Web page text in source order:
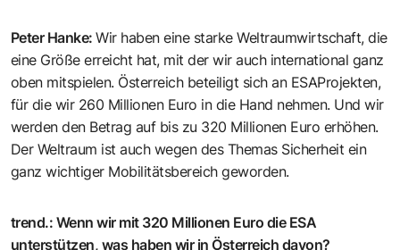
Peter Hanke:Wir haben eine starke Weltraumwirtschaft, die
eine Größe erreicht hat, mit der wir auch international ganz
oben mitspielen. Österreich beteiligt sich an ESAProjekten,
für die wir 260 Millionen Euro in die Hand nehmen. Und wir
werden den Betrag auf bis zu 320 Millionen Euro erhöhen.
Der Weltraum ist auch wegen des Themas Sicherheit ein
ganz wichtiger Mobilitätsbereich geworden.
trend.: Wenn wir mit 320 Millionen Euro die ESA
unterstützen, was haben wir in Österreich davon?